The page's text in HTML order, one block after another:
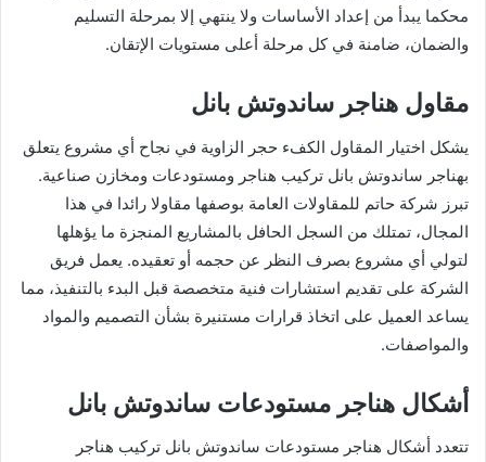
محكما يبدأ من إعداد الأساسات ولا ينتهي إلا بمرحلة التسليم
والضمان، ضامنة في كل مرحلة أعلى مستويات الإتقان.
مقاول هناجر ساندوتش بانل
يشكل اختيار المقاول الكفء حجر الزاوية في نجاح أي مشروع يتعلق
بهناجر ساندوتش بانل تركيب هناجر ومستودعات ومخازن صناعية.
تبرز شركة حاتم للمقاولات العامة بوصفها مقاولا رائدا في هذا
المجال، تمتلك من السجل الحافل بالمشاريع المنجزة ما يؤهلها
لتولي أي مشروع بصرف النظر عن حجمه أو تعقيده. يعمل فريق
الشركة على تقديم استشارات فنية متخصصة قبل البدء بالتنفيذ، مما
يساعد العميل على اتخاذ قرارات مستنيرة بشأن التصميم والمواد
والمواصفات.
أشكال هناجر مستودعات ساندوتش بانل
تتعدد أشكال هناجر مستودعات ساندوتش بانل تركيب هناجر